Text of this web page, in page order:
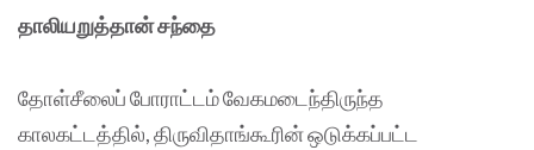
தாலியறுத்தான் சந்தை
தோள்சீலைப் போராட்டம் வேகமடைந்திருந்த
காலகட்டத்தில், திருவிதாங்கூரின் ஒடுக்கப்பட்ட